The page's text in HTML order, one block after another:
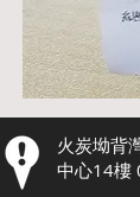
火炭坳背
中心14樓